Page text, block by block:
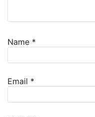
Name *
Email *